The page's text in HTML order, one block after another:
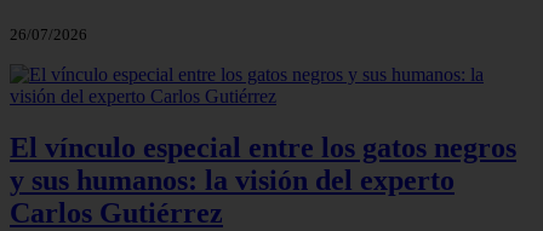
26/07/2026
El vínculo especial entre los gatos negros
y sus humanos: la visión del experto
Carlos Gutiérrez